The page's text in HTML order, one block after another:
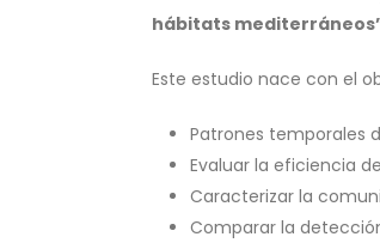
hábitats
Este estudio nace con el
Patrones temporales
Evaluar la eficiencia
Caracterizar la
Comparar la